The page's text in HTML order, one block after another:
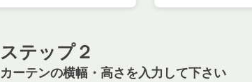
ステップ２
カーテンの横幅・高さを入力して下さい